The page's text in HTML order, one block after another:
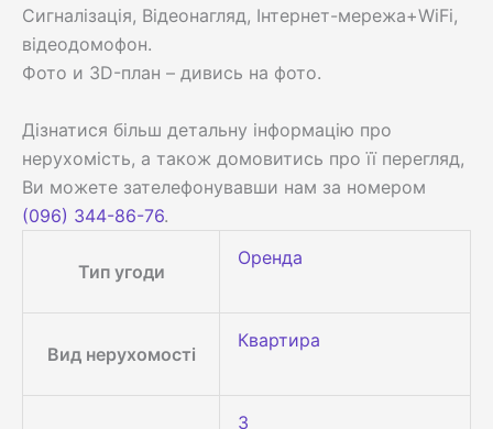
Сигналізація, Відеонагляд, Інтернет-мережа+WiFi,
відеодомофон.
Фото и 3D-план – дивись на фото.
Дізнатися більш детальну інформацію про
нерухомість, а також домовитись про її перегляд,
Ви можете зателефонувавши нам за номером
(096) 344-86-76.
Тип угоди
Оренда
Вид нерухомості
Квартира
3